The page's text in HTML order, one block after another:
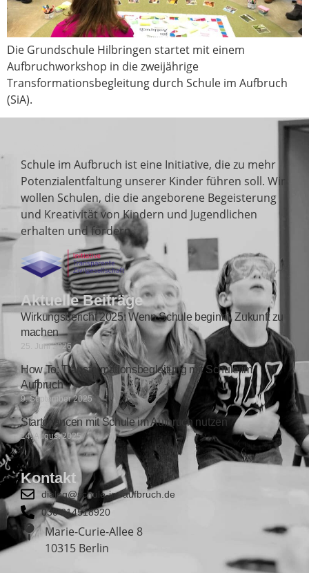
Die Grundschule Hilbringen startet mit einem
Aufbruchworkshop in die zweijährige
Transformationsbegleitung durch Schule im Aufbruch
(SiA).
Schule im Aufbruch ist eine Initiative, die zu mehr
Potenzialentfaltung unserer Kinder führen soll. Wir
wollen Schulen, die die angeborene Begeisterung
und Kreativität von Kindern und Jugendlichen
erhalten und fördern.
Aktuelle Beiträge
Wirkungsbericht 2025: Wenn Schule beginnt, Zukunft zu
machen
25. Juni 2026
How To: Transformationsbegleitung mit Schule im
Aufbruch
9. September 2025
Startchancen mit Schule im Aufbruch nutzen
14. August 2025
Kontakt
dialog@schule-im-aufbruch.de
030 814518920
Marie-Curie-Allee 8
10315 Berlin